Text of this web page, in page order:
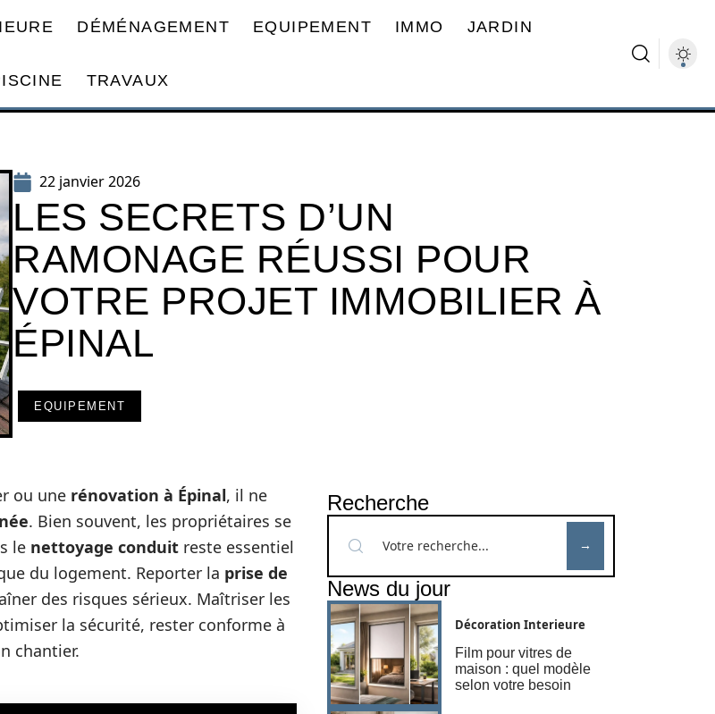
DÉMÉNAGEMENT EQUIPEMENT IMMO JARDIN
TRAVAUX
22 janvier 2026
LES SECRETS D’UN
RAMONAGE RÉUSSI POUR
VOTRE PROJET IMMOBILIER À
ÉPINAL
EQUIPEMENT
ou une rénovation à Épinal, il ne
. Bien souvent, les propriétaires se
le nettoyage conduit reste essentiel
du logement. Reporter la prise de
des risques sérieux. Maîtriser les
la sécurité, rester conforme à
chantier.
Recherche
News du jour
Décoration Interieure
Film pour vitres de
maison : quel modèle
selon votre besoin